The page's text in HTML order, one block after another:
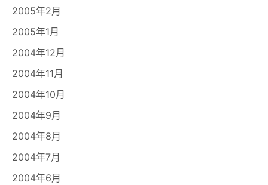
2005年2月
2005年1月
2004年12月
2004年11月
2004年10月
2004年9月
2004年8月
2004年7月
2004年6月